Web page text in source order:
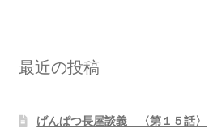
2026.5.15 原発をとめた人びと
他サイト
最近の投稿
げんぱつ長屋談義 〈第１５話〉